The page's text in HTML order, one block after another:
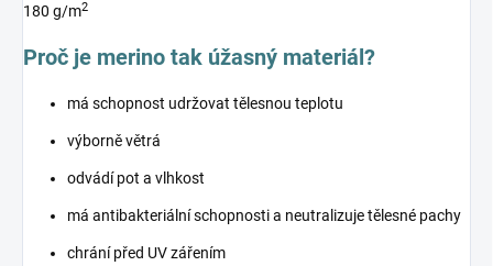
180 g/m2
Proč je merino tak úžasný materiál?
má schopnost udržovat tělesnou teplotu
výborně větrá
odvádí pot a vlhkost
má antibakteriální schopnosti a neutralizuje tělesné pachy
chrání před UV zářením